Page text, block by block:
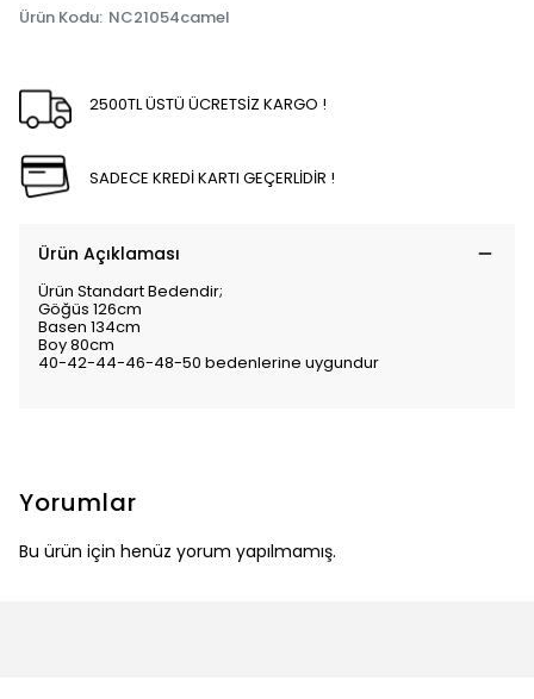
Ürün Kodu: NC21054camel
2500TL ÜSTÜ ÜCRETSİZ KARGO !
SADECE KREDİ KARTI GEÇERLİDİR !
Ürün Açıklaması
Ürün Standart Bedendir;
Göğüs 126cm
Basen 134cm
Boy 80cm
40-42-44-46-48-50 bedenlerine uygundur
Yorumlar
Bu ürün için henüz yorum yapılmamış.